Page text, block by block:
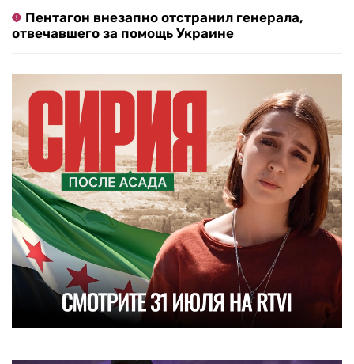
Пентагон внезапно отстранил генерала,
отвечавшего за помощь Украине